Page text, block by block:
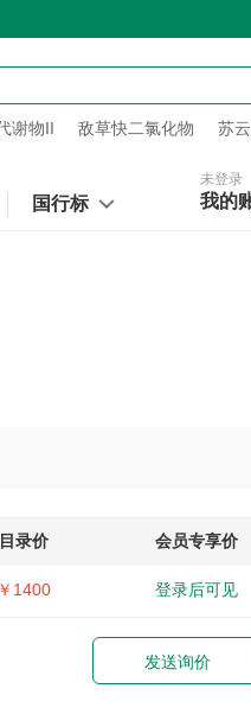
谢物II 敌草快二氯化物 苏
国行标
未登录
我的
目录价 会员专享价
1400 登录后可见
发送询价